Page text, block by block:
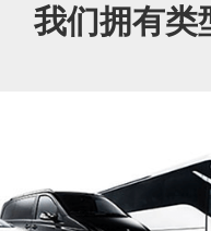
我们拥有类